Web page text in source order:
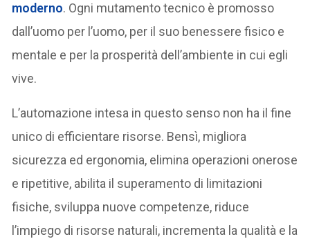
moderno. Ogni mutamento tecnico è promosso
dall’uomo per l’uomo, per il suo benessere fisico e
mentale e per la prosperità dell’ambiente in cui egli
vive.
L’automazione intesa in questo senso non ha il fine
unico di efficientare risorse. Bensì, migliora
sicurezza ed ergonomia, elimina operazioni onerose
e ripetitive, abilita il superamento di limitazioni
fisiche, sviluppa nuove competenze, riduce
l’impiego di risorse naturali, incrementa la qualità e la